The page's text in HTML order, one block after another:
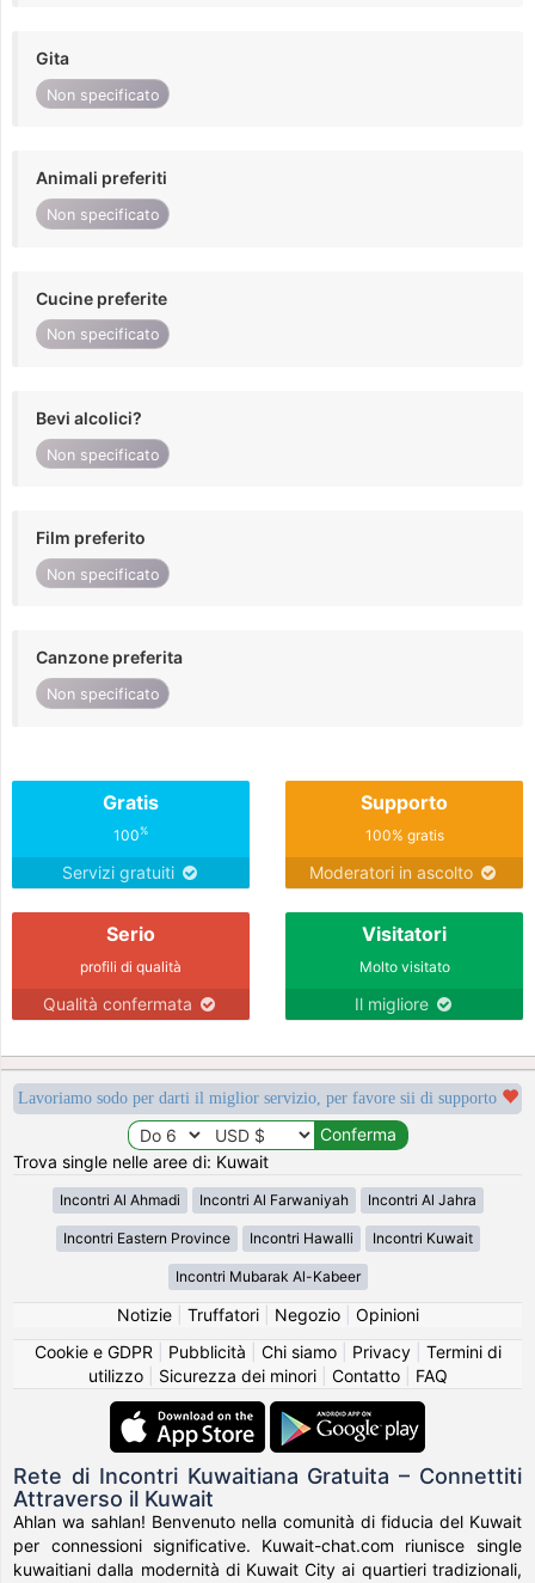
Gita
Non specificato
Animali preferiti
Non specificato
Cucine preferite
Non specificato
Bevi alcolici?
Non specificato
Film preferito
Non specificato
Canzone preferita
Non specificato
Gratis
100%
Servizi gratuiti
Supporto
100% gratis
Moderatori in ascolto
Serio
profili di qualità
Qualità confermata
Visitatori
Molto visitato
Il migliore
Lavoriamo sodo per darti il miglior servizio, per favore sii di supporto
Trova single nelle aree di: Kuwait
Incontri Al Ahmadi Incontri Al Farwaniyah Incontri Al Jahra
Incontri Eastern Province Incontri Hawalli Incontri Kuwait
Incontri Mubarak Al-Kabeer
Notizie| Truffatori| Negozio| Opinioni
Cookie e GDPR
Pubblicità Chi siamo| Privacy| Termini di
utilizzo| Sicurezza dei minori| Contatto| FAQ
Rete di Incontri Kuwaitiana Gratuita – Connettiti
Attraverso il Kuwait
Ahlan wa sahlan! Benvenuto nella comunità di fiducia del Kuwait
per connessioni significative. Kuwait-chat.com riunisce single
kuwaitiani dalla modernità di Kuwait City ai quartieri tradizionali,